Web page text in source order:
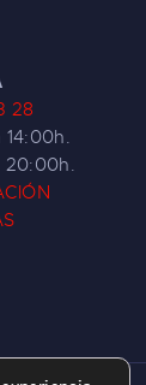
28
14:00h.
20:00h.